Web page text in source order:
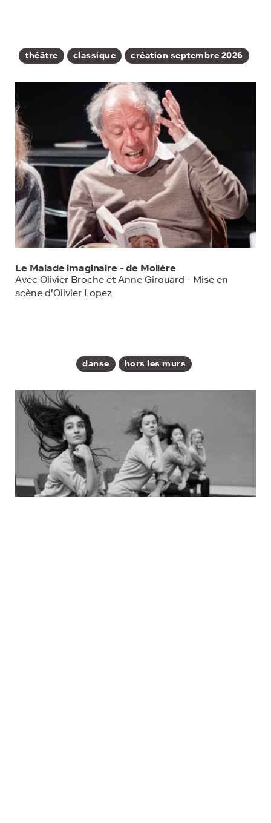
théâtre classique création septembre 2026
Le Malade imaginaire - de Molière
Avec Olivier Broche et Anne Girouard - Mise en
scène d'Olivier Lopez
danse hors les murs